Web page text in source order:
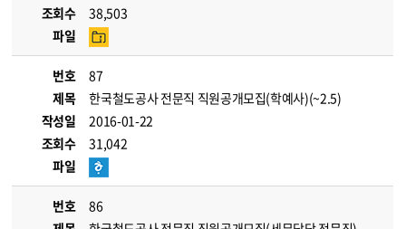
조회수
38,503
파일
번호
87
제목
한국철도공사 전문직 직원공개모집(학예사)(~2.5)
작성일
2016-01-22
조회수
31,042
파일
번호
86